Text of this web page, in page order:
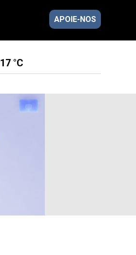
APOIE-NOS
17 °C